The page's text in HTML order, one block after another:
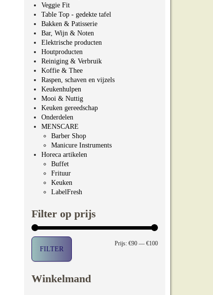
Veggie Fit
Table Top - gedekte tafel
Bakken & Patisserie
Bar, Wijn & Noten
Elektrische producten
Houtproducten
Reiniging & Verbruik
Koffie & Thee
Raspen, schaven en vijzels
Keukenhulpen
Mooi & Nuttig
Keuken gereedschap
Onderdelen
MENSCARE
Barber Shop
Manicure Instruments
Horeca artikelen
Buffet
Frituur
Keuken
LabelFresh
Filter op prijs
Min. prijs
Max. prijs
FILTER
Prijs: €90 — €100
Winkelmand